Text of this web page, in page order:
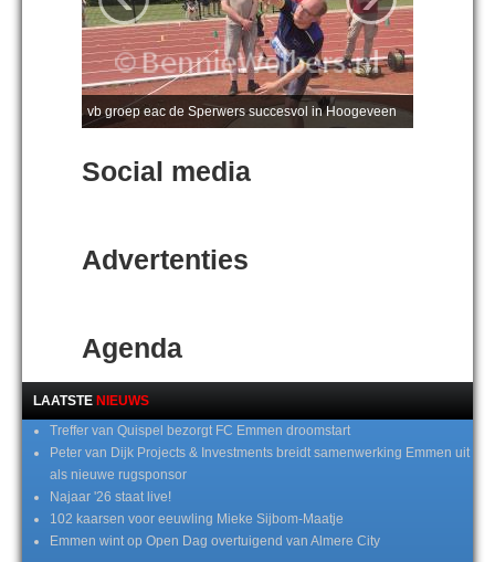
vb groep eac de Sperwers succesvol in Hoogeveen
Social media
Advertenties
Agenda
LAATSTE NIEUWS
Treffer van Quispel bezorgt FC Emmen droomstart
Peter van Dijk Projects & Investments breidt samenwerking Emmen uit
als nieuwe rugsponsor
Najaar '26 staat live!
102 kaarsen voor eeuwling Mieke Sijbom-Maatje
Emmen wint op Open Dag overtuigend van Almere City